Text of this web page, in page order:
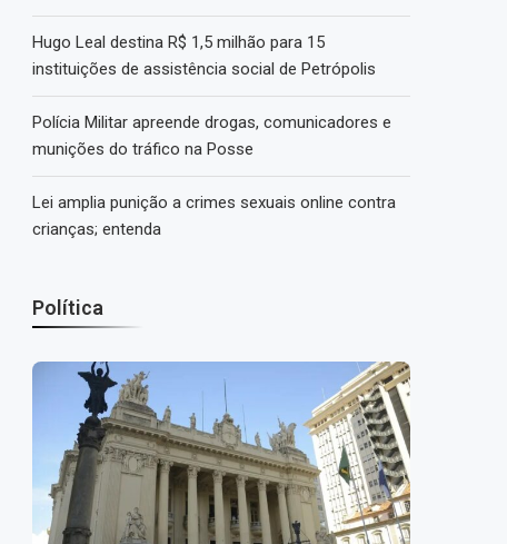
Hugo Leal destina R$ 1,5 milhão para 15
instituições de assistência social de Petrópolis
Polícia Militar apreende drogas, comunicadores e
munições do tráfico na Posse
Lei amplia punição a crimes sexuais online contra
crianças; entenda
Política